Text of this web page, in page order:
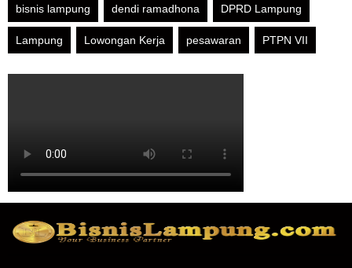
bisnis lampung dendi ramadhona DPRD Lampung
Lampung Lowongan Kerja pesawaran PTPN VII